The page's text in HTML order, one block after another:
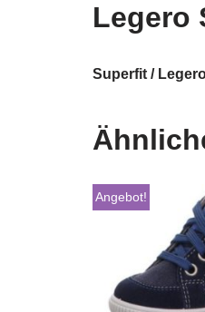
Legero
Superfit /
Angebot!